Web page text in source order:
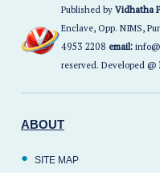
Published byVidhatha
Enclave, Opp. NIMS,
4953 2208 email:
reserved. Developed @
ABOUT
SITE MAP